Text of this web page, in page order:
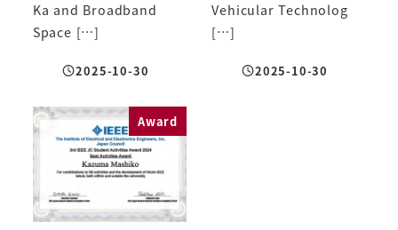
Ka and Broadband
Space […]
投稿日
2025-10-30
Vehicular Technolog
[…]
投稿日
2025-10-30
Award